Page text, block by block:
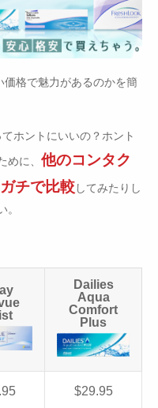
格で魅力があるのかを簡
ホントにいいの？ホント
めに、 他のコンタク
チで比較してみたりし
Dailies
Aqua
Comfort
Plus
$29.95